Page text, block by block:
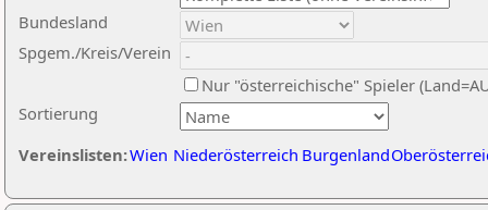
Sortierung
Bundesland
Spgem./Kreis/Verein
Nur "österreichische" Spieler
Vereinslisten:Wien Niederösterreich Burgenland